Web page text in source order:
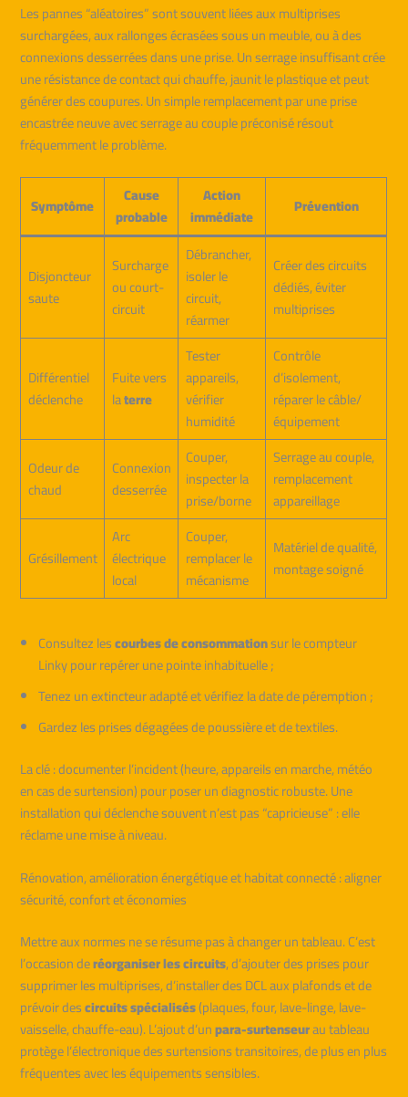
Les pannes “aléatoires” sont souvent liées aux multiprises
surchargées, aux rallonges écrasées sous un meuble, ou à des
connexions desserrées dans une prise. Un serrage insuffisant crée
une résistance de contact qui chauffe, jaunit le plastique et peut
générer des coupures. Un simple remplacement par une prise
encastrée neuve avec serrage au couple préconisé résout
fréquemment le problème.
Symptôme
Cause
probable
Action
immédiate
Prévention
Disjoncteur
saute
Surcharge
ou court-
circuit
Débrancher,
isoler le
circuit,
réarmer
Créer des circuits
dédiés, éviter
multiprises
Différentiel
déclenche
Fuite vers
laterre
Tester
appareils,
vérifier
humidité
Contrôle
d’isolement,
réparer le câble/
équipement
Odeur de
chaud
Connexion
desserrée
Couper,
inspecter la
prise/borne
Serrage au couple,
remplacement
appareillage
Grésillement
Arc
électrique
local
Couper,
remplacer le
mécanisme
Matériel de qualité,
montage soigné
Consultez lescourbes de consommationsur le compteur
Linky pour repérer une pointe inhabituelle ;
Tenez un extincteur adapté et vérifiez la date de péremption ;
Gardez les prises dégagées de poussière et de textiles.
La clé : documenter l’incident (heure, appareils en marche, météo
en cas de surtension) pour poser un diagnostic robuste. Une
installation qui déclenche souvent n’est pas “capricieuse” : elle
réclame une mise à niveau.
Rénovation, amélioration énergétique et habitat connecté : aligner
sécurité, confort et économies
Mettre aux normes ne se résume pas à changer un tableau. C’est
l’occasion deréorganiser les circuits, d’ajouter des prises pour
supprimer les multiprises, d’installer des DCL aux plafonds et de
prévoir descircuits spécialisés(plaques, four, lave-linge, lave-
vaisselle, chauffe-eau). L’ajout d’unpara-surtenseurau tableau
protège l’électronique des surtensions transitoires, de plus en plus
fréquentes avec les équipements sensibles.